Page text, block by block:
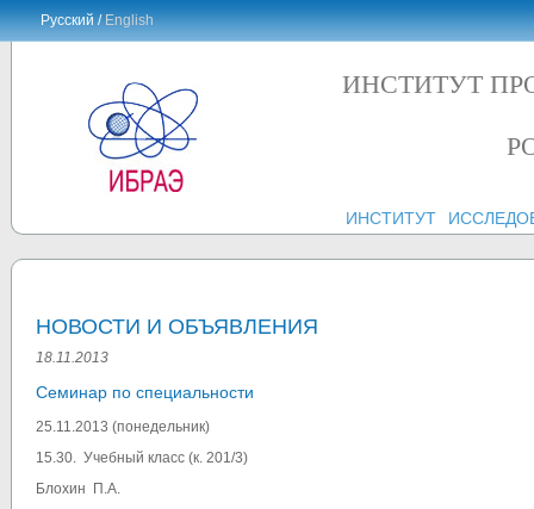
Русский /English
ИНСТИТУТ
ИНСТИТУТ
НОВОСТИ И ОБЪЯВЛЕНИЯ
18.11.2013
Семинар по специальности
25.11.2013 (понедельник)
15.30. Учебный класс (к. 201/3)
Блохин П.А.